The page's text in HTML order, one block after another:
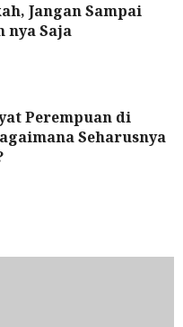
Jangan Sampai
nya Saja
Perempuan di
Seharusnya